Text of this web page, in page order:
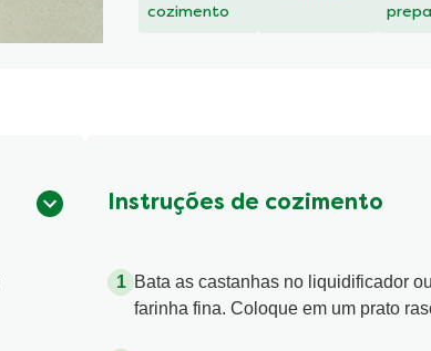
cozimento
Instruções de cozimento
Bata as castanhas no liquidificador
farinha fina. Coloque em um prato